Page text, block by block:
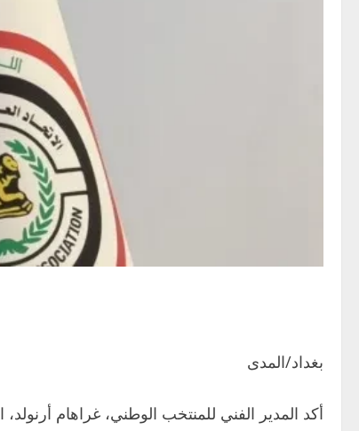
بغداد/المدى
أكد المدير الفني للمنتخب الوطني، غراهام